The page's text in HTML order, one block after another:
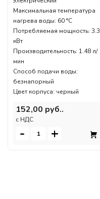
Максимальная температура
нагрева воды: 60 °С
Потребляемая мощность: 3.3
кВт
Производительность: 1.48 л/
мин
Способ подачи воды:
безнапорный
Цвет корпуса: черный
152,00 руб..
c НДС
- +